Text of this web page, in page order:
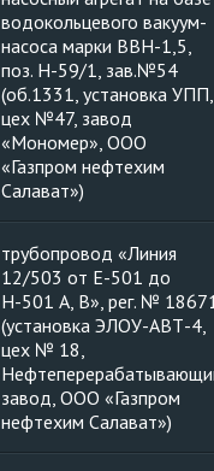
водокольцевого вакуум-
насоса марки ВВН-1,5,
поз. Н-59/1, зав.№54
(об.1331, установка УПП,
цех №47, завод
«Мономер», ООО
«Газпром нефтехим
Салават»)
трубопровод «Линия
12/503 от Е-501 до
Н-501 А, В», рег. №
(установка ЭЛОУ-АВТ-4,
цех № 18,
завод, ООО «Газпром
нефтехим Салават»)